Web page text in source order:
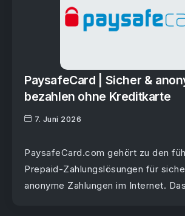
PaysafeCard | Sicher &
bezahlen ohne Kreditkarte
7. Juni 2026
PaysafeCard.com gehört zu den
Prepaid-Zahlungslösungen für
anonyme Zahlungen im Internet.